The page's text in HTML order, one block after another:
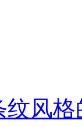
纹风格